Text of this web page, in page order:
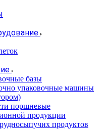
базы
упаковочные машины
поршневые
продукции
продуктов